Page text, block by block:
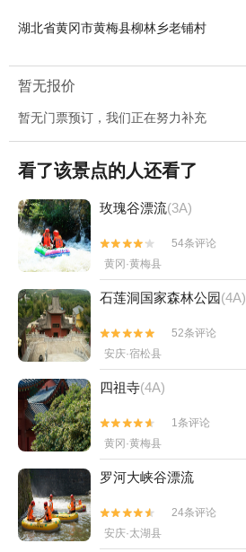
湖北省黄冈市黄梅县柳林乡老铺村
暂无报价
暂无门票预订，我们正在努力补充
看了该景点的人还看了
玫瑰谷漂流(3A)


54条评论
黄冈·黄梅县
石莲洞国家森林公园(4A)


52条评论
安庆·宿松县
四祖寺(4A)


1条评论
黄冈·黄梅县
罗河大峡谷漂流


24条评论
安庆·太湖县